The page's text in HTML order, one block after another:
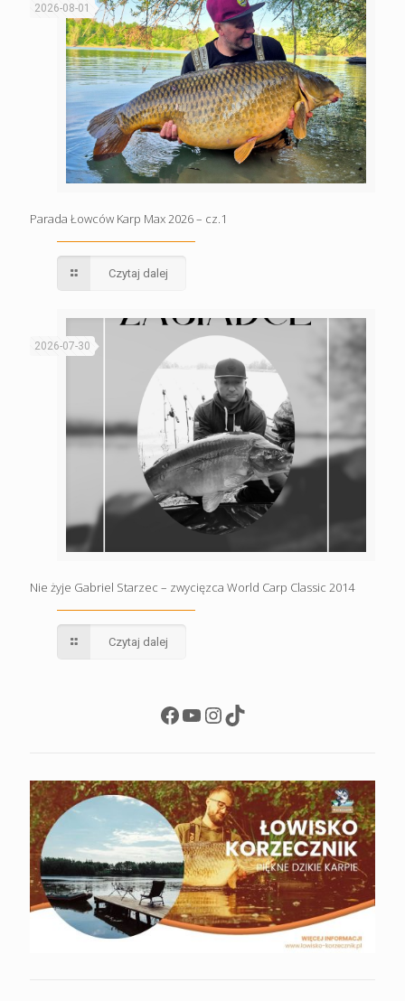
2026-08-01
Parada Łowców Karp Max 2026 – cz.1
Czytaj dalej
2026-07-30
Nie żyje Gabriel Starzec – zwycięzca World Carp Classic 2014
Czytaj dalej
Facebook
YouTube
Instagram
TikTok